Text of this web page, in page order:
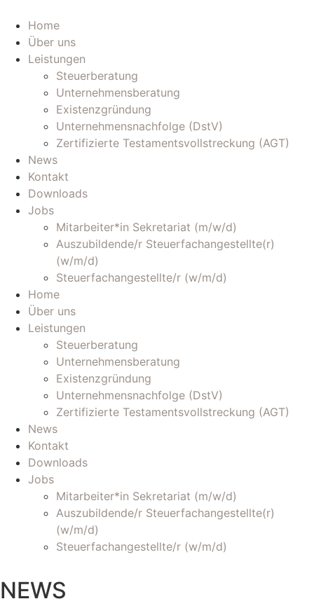
Inhalt
wechseln
Home
Über uns
Leistungen
Steuerberatung
Unternehmensberatung
Existenzgründung
Unternehmensnachfolge (DstV)
Zertifizierte Testamentsvollstreckung (AGT)
News
Kontakt
Downloads
Jobs
Mitarbeiter*in Sekretariat (m/w/d)
Auszubildende/r Steuerfachangestellte(r)
(w/m/d)
Steuerfachangestellte/r (w/m/d)
Home
Über uns
Leistungen
Steuerberatung
Unternehmensberatung
Existenzgründung
Unternehmensnachfolge (DstV)
Zertifizierte Testamentsvollstreckung (AGT)
News
Kontakt
Downloads
Jobs
Mitarbeiter*in Sekretariat (m/w/d)
Auszubildende/r Steuerfachangestellte(r)
(w/m/d)
Steuerfachangestellte/r (w/m/d)
NEWS